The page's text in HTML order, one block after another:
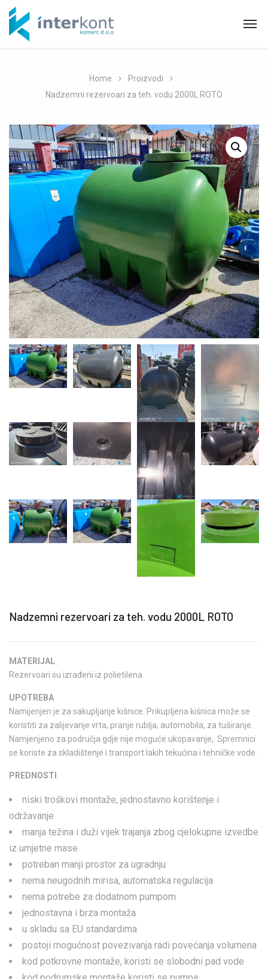
Home
Proizvodi
Nadzemni rezervoari za teh. vodu 2000L ROTO
Nadzemni rezervoari za teh. vodu 2000L ROTO
MATERIJAL
Rezervoari su izrađeni iz polietilena.
UPOTREBA
Namijenjen je za sakupljanje kišnice. Prikupljena kišnica može se
koristiti za zalijevanje vrta, pranje rublja, automobila, za tuširanje.
Namjenjeno za područja gdje nije moguće ukopavanje,. Spremnici
se koriste za skladištenje i transport lakih tekućina i tehničke vode.
PREDNOSTI
niski troškovi montaže, jednostavno korištenje i
održavanje
manja težina i duži vijek trajanja zbog cjelokupne izvedbe
iz umjetne mase
potreban manji prostor za ugradnju
nema neugodnih mirisa, automatska regulacija
nema potrebe za dodatnom pumpom
jednostavna i brza montaža
u skladu sa EU standardima
postoji mogućnost povezivanja radi povećanja volumena
kod potkrovne montaže, koristi se slobodni pad vode